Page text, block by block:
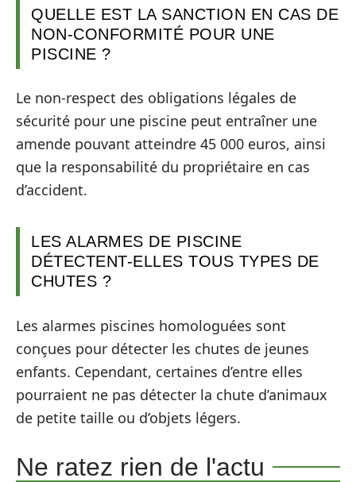
QUELLE EST LA SANCTION EN CAS DE
NON-CONFORMITÉ POUR UNE
PISCINE ?
Le non-respect des obligations légales de
sécurité pour une piscine peut entraîner une
amende pouvant atteindre 45 000 euros, ainsi
que la responsabilité du propriétaire en cas
d’accident.
LES ALARMES DE PISCINE
DÉTECTENT-ELLES TOUS TYPES DE
CHUTES ?
Les alarmes piscines homologuées sont
conçues pour détecter les chutes de jeunes
enfants. Cependant, certaines d’entre elles
pourraient ne pas détecter la chute d’animaux
de petite taille ou d’objets légers.
Ne ratez rien de l'actu